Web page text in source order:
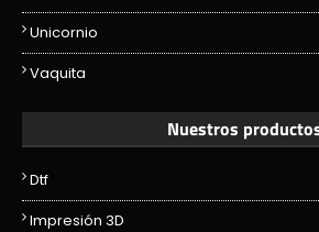
Unicornio
Vaquita
Nuestros
Dtf
Impresión 3D